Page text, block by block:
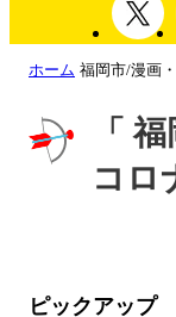
ホーム 福岡市/漫画
「
コロ
ピックアップ